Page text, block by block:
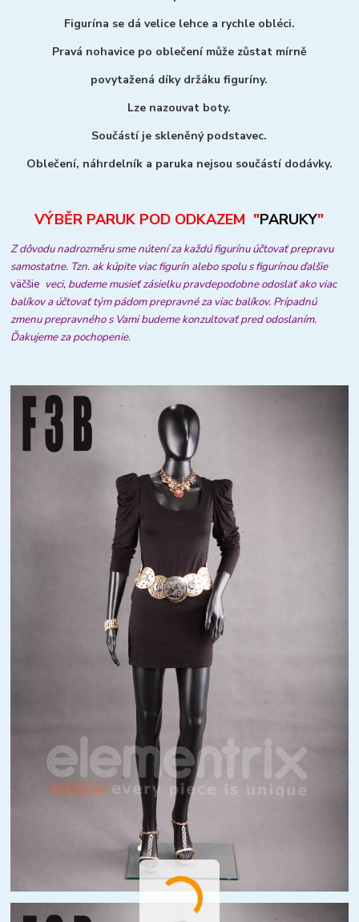
Figurína se dá velice lehce a rychle obléci.
Pravá nohavice po oblečení může zůstat mírně
povytažená díky držáku figuríny.
Lze nazouvat boty.
Součástí je skleněný podstavec.
Oblečení, náhrdelník a paruka nejsou součástí dodávky.
VÝBĚR PARUK POD ODKAZEM "PARUKY"
Z dôvodu nadrozměru sme nútení za každú figurínu účtovať prepravu
samostatne. Tzn. ak kúpite viac figurín alebo spolu s figurínou ďalšie
väčšie veci, budeme musieť zásielku pravdepodobne odoslať ako viac
balíkov a účtovať tým pádom prepravné za viac balíkov. Prípadnú
zmenu prepravného s Vami budeme konzultovať pred odoslaním.
Ďakujeme za pochopenie.